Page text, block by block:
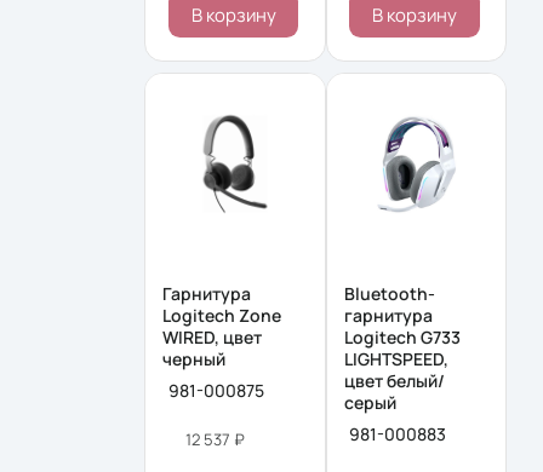
В корзину В корзину
Гарнитура
Logitech Zone
WIRED, цвет
черный
981-000875
12 537 ₽
Bluetooth-
гарнитура
Logitech G733
LIGHTSPEED,
цвет белый/
серый
981-000883